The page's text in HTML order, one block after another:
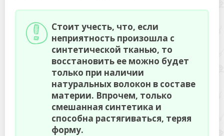
Стоит учесть, что, если
неприятность произошла с
синтетической тканью, то
восстановить ее можно будет
только при наличии
натуральных волокон в составе
материи. Впрочем, только
смешанная синтетика и
способна растягиваться, теряя
форму.